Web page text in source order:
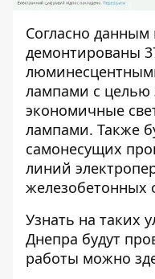
Согласно данным
демонтированы
лампами с целью
экономичные
лампами. Также
самонесущих
линий
железобетонных
Узнать на таких
Днепра будут
работы можно